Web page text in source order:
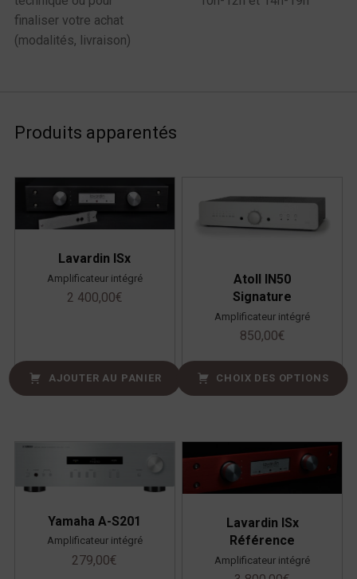
finaliser votre achat
(modalités, livraison)
Produits apparentés
Lavardin ISx
Amplificateur intégré
2 400,00€
AJOUTER AU PANIER
Atoll IN50
Signature
Amplificateur intégré
850,00€
CHOIX DES OPTIONS
Yamaha A-S201
Amplificateur intégré
279,00€
Lavardin ISx
Référence
Amplificateur intégré